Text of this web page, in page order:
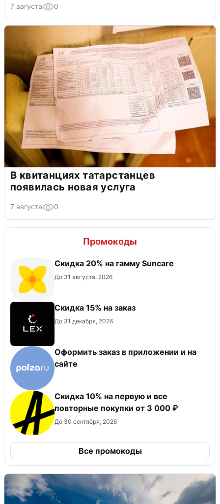
7 августа 0
В квитанциях татарстанцев
появилась новая услуга
7 августа 0
Промокоды
Скидка 20% на гамму Suncare
До 31 августа, 2026
Скидка 15% на заказ
До 31 декабря, 2026
Оформить заказ в приложении и на
сайте
Скидка 10% на первую и все
повторные покупки от 3 000 ₽
До 30 сентября, 2026
Все промокоды